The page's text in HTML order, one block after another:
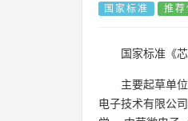
国家标准 推荐
国家标准《
主要起草单位
电子技术有限公司